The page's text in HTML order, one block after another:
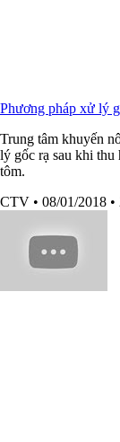
Phương pháp xử lý
Trung tâm khuyến
lý gốc rạ sau khi thu
tôm.
CTV • 08/01/2018